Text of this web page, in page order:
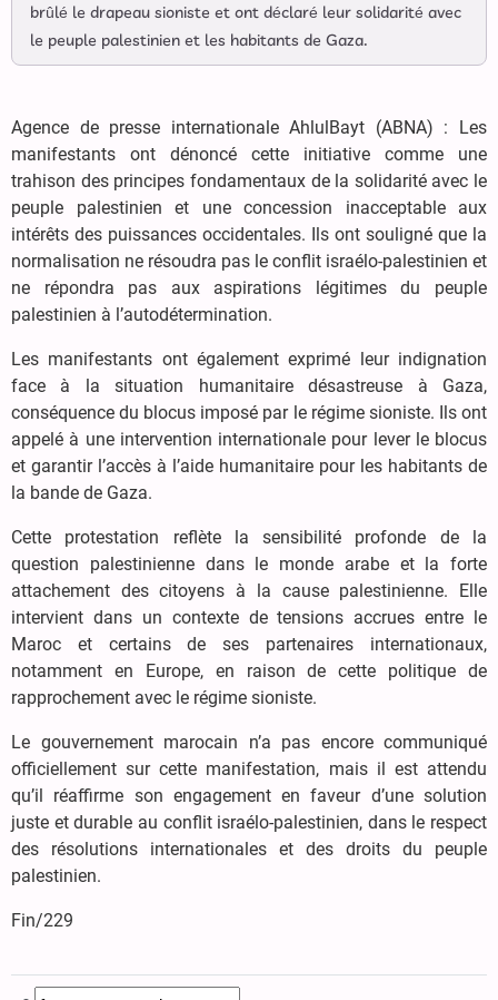
brûlé le drapeau sioniste et ont déclaré leur solidarité avec
le peuple palestinien et les habitants de Gaza.
Agence de presse internationale AhlulBayt (ABNA) : Les
manifestants ont dénoncé cette initiative comme une
trahison des principes fondamentaux de la solidarité avec le
peuple palestinien et une concession inacceptable aux
intérêts des puissances occidentales. Ils ont souligné que la
normalisation ne résoudra pas le conflit israélo-palestinien et
ne répondra pas aux aspirations légitimes du peuple
palestinien à l’autodétermination.
Les manifestants ont également exprimé leur indignation
face à la situation humanitaire désastreuse à Gaza,
conséquence du blocus imposé par le régime sioniste. Ils ont
appelé à une intervention internationale pour lever le blocus
et garantir l’accès à l’aide humanitaire pour les habitants de
la bande de Gaza.
Cette protestation reflète la sensibilité profonde de la
question palestinienne dans le monde arabe et la forte
attachement des citoyens à la cause palestinienne. Elle
intervient dans un contexte de tensions accrues entre le
Maroc et certains de ses partenaires internationaux,
notamment en Europe, en raison de cette politique de
rapprochement avec le régime sioniste.
Le gouvernement marocain n’a pas encore communiqué
officiellement sur cette manifestation, mais il est attendu
qu’il réaffirme son engagement en faveur d’une solution
juste et durable au conflit israélo-palestinien, dans le respect
des résolutions internationales et des droits du peuple
palestinien.
Fin/229